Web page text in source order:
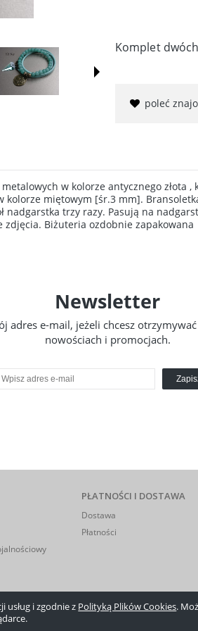
usług i zgodnie z Polityką Plików Cookies.
Komplet
poleć
w kolorze antycznego złota ,
miętowym [śr.3 mm].
nadgarstka trzy razy. Pasują na
Biżuteria ozdobnie zapakowana
Newsletter
adres e-mail, jeżeli chcesz
nowościach i promocjach.
PŁATNOŚCI I DOSTAWA
Dostawa
Płatności